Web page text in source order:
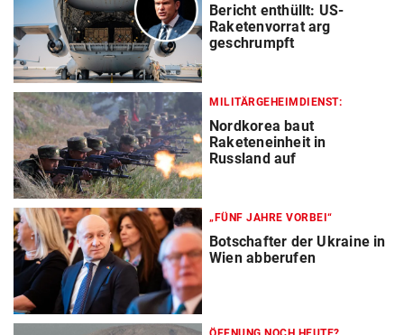
Bericht enthüllt: US-
Raketenvorrat arg
geschrumpft
MILITÄRGEHEIMDIENST:
Nordkorea baut
Raketeneinheit in
Russland auf
„FÜNF JAHRE VORBEI“
Botschafter der Ukraine in
Wien abberufen